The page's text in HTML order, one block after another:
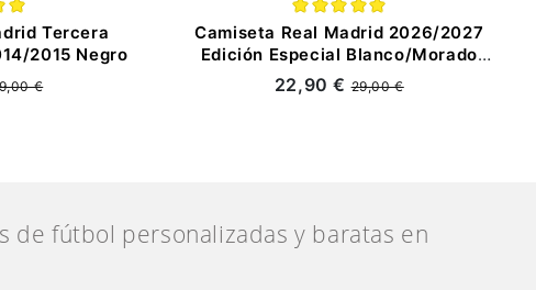
Tercera
2015 Negro
€
Camiseta Real Madrid 2026/2027
Edición Especial Blanco/Morado
(EDICIÓN JUGADOR)
22,90 €29,00 €
de fútbol personalizadas y baratas en